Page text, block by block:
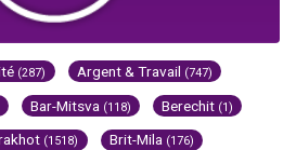
(287) Argent & Travail (747)
Bar-Mitsva (118) Berechit (1)
(1518) Brit-Mila (176)